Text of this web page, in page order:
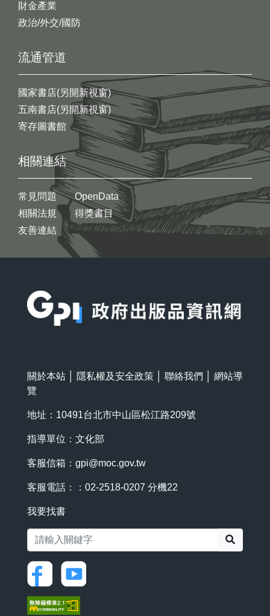
財金產業
政治/外交/國防
流通管道
國家書店(另開新視窗)
五南書店(另開新視窗)
寄存圖書館
相關連結
常見問題
相關法規
友善連結
OpenData
得獎書目
關於本站 隱私權及安全政策 聯絡我們
網站導
覽
地址：10491台北市中山區松江路209號
指導單位：文化部
客服信箱： gpi@moc.gov.tw
客服電話：：02-2518-0207 分機22
我要找書